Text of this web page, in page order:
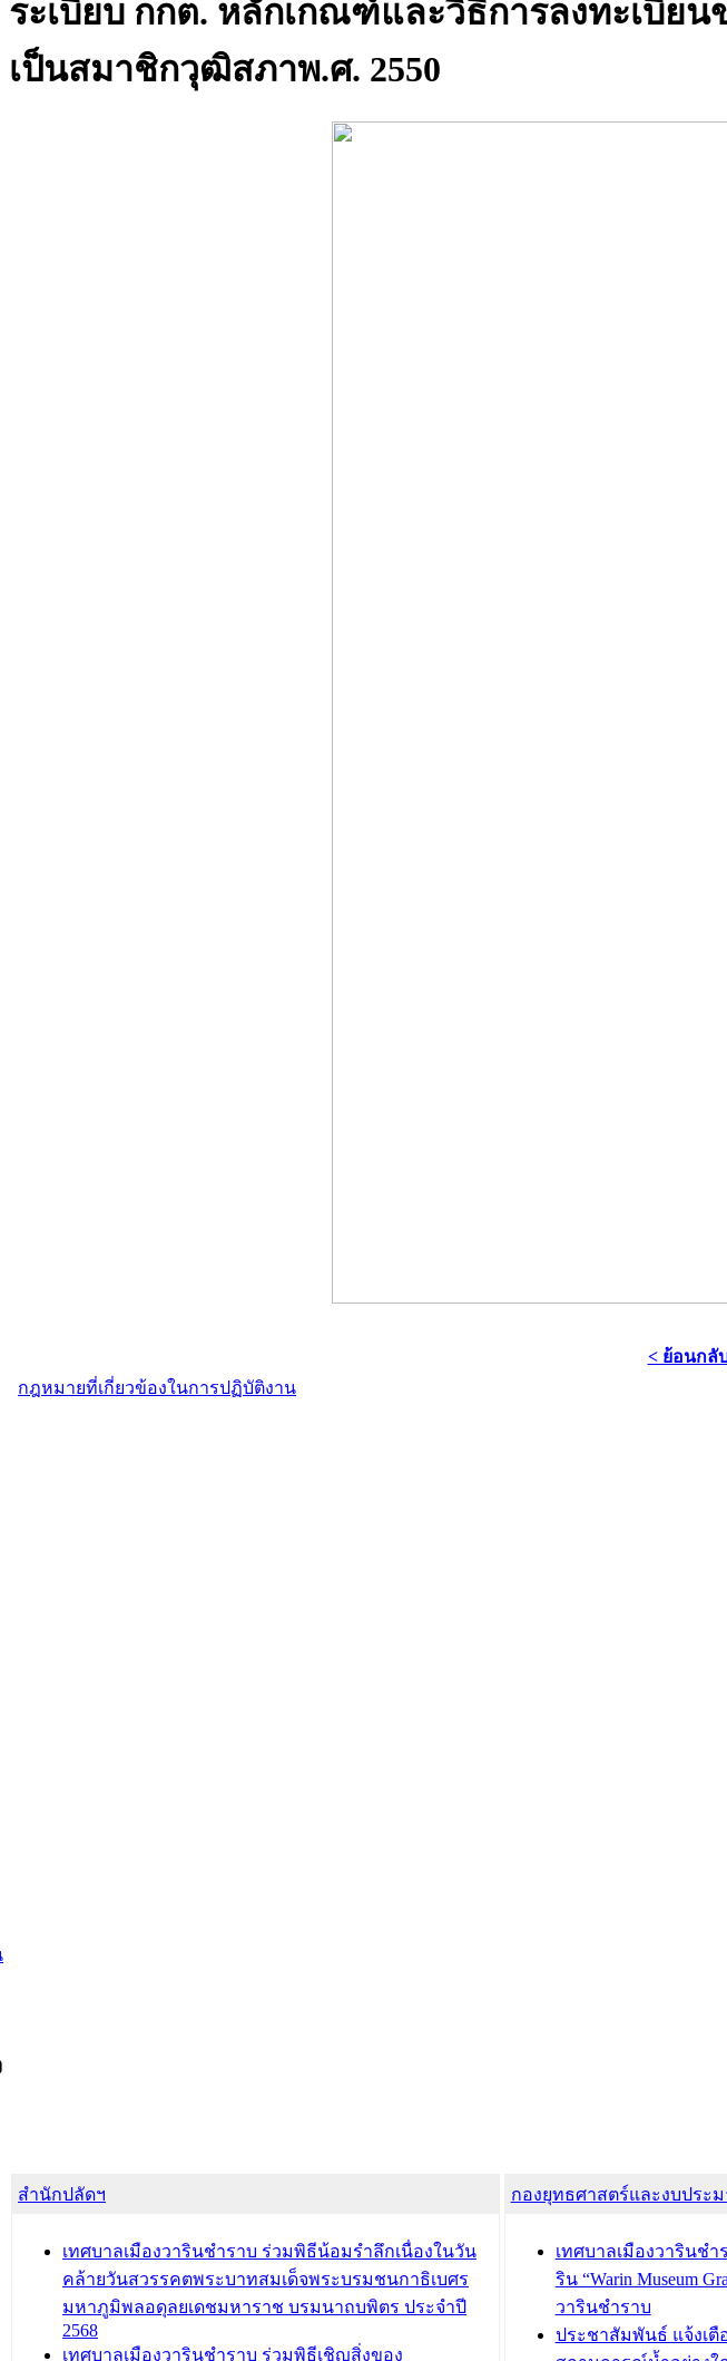
ระเบียบ กกต. หลักเกณฑ์และวิธีการลงทะเบีย
เป็นสมาชิกวุฒิสภาพ.ศ. 2550
< ย้อนกลั
กฎหมายที่เกี่ยวข้องในการปฏิบัติงาน
สำนักปลัดฯ
เทศบาลเมืองวารินชำราบ ร่วมพิธีน้อมรำลึกเนื่องในวัน
คล้ายวันสวรรคตพระบาทสมเด็จพระบรมชนกาธิเบศร
มหาภูมิพลอดุลยเดชมหาราช บรมนาถบพิตร ประจำปี
2568
เทศบาลเมืองวารินชำราบ ร่วมพิธีเชิญสิ่งของ
กองยุทธศาสตร์และงบประ
เทศบาลเมืองวารินช
ริน “Warin Museum
วารินชำราบ
ประชาสัมพันธ์ แจ้งเตื